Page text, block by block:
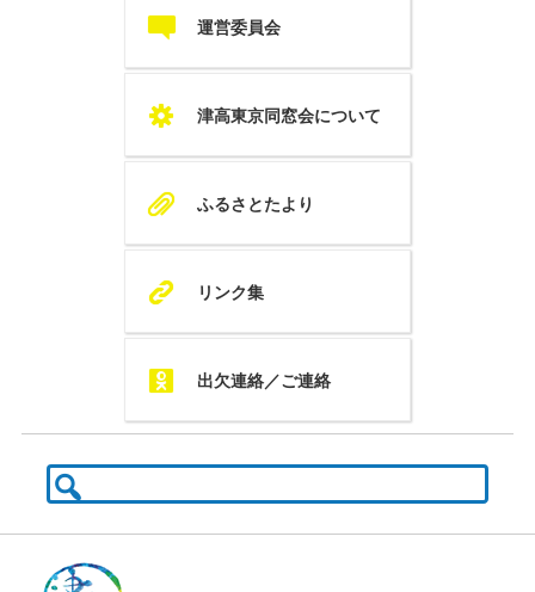
c 運営委員会
S 津高東京同窓会について
A ふるさとたより
K リンク集
Q 出欠連絡／ご連絡
検
索: